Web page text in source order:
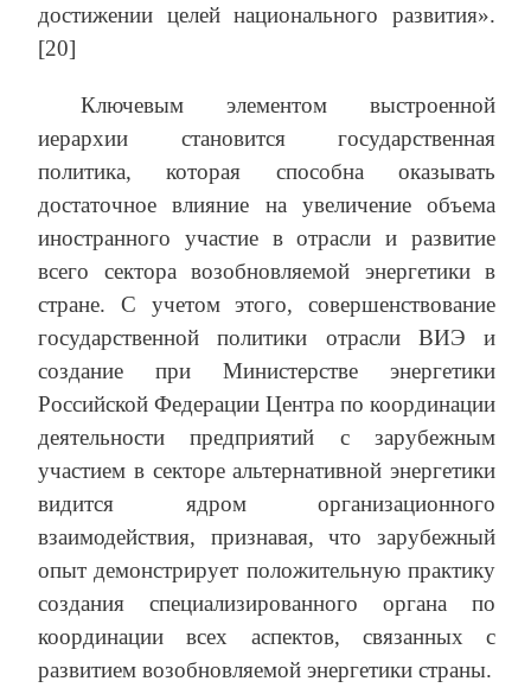
достижении целей национального развития».
[20]
Ключевым элементом выстроенной
иерархии становится государственная
политика, которая способна оказывать
достаточное влияние на увеличение объема
иностранного участие в отрасли и развитие
всего сектора возобновляемой энергетики в
стране. С учетом этого, совершенствование
государственной политики отрасли ВИЭ и
создание при Министерстве энергетики
Российской Федерации Центра по координации
деятельности предприятий с зарубежным
участием в секторе альтернативной энергетики
видится ядром организационного
взаимодействия, признавая, что зарубежный
опыт демонстрирует положительную практику
создания специализированного органа по
координации всех аспектов, связанных с
развитием возобновляемой энергетики страны.